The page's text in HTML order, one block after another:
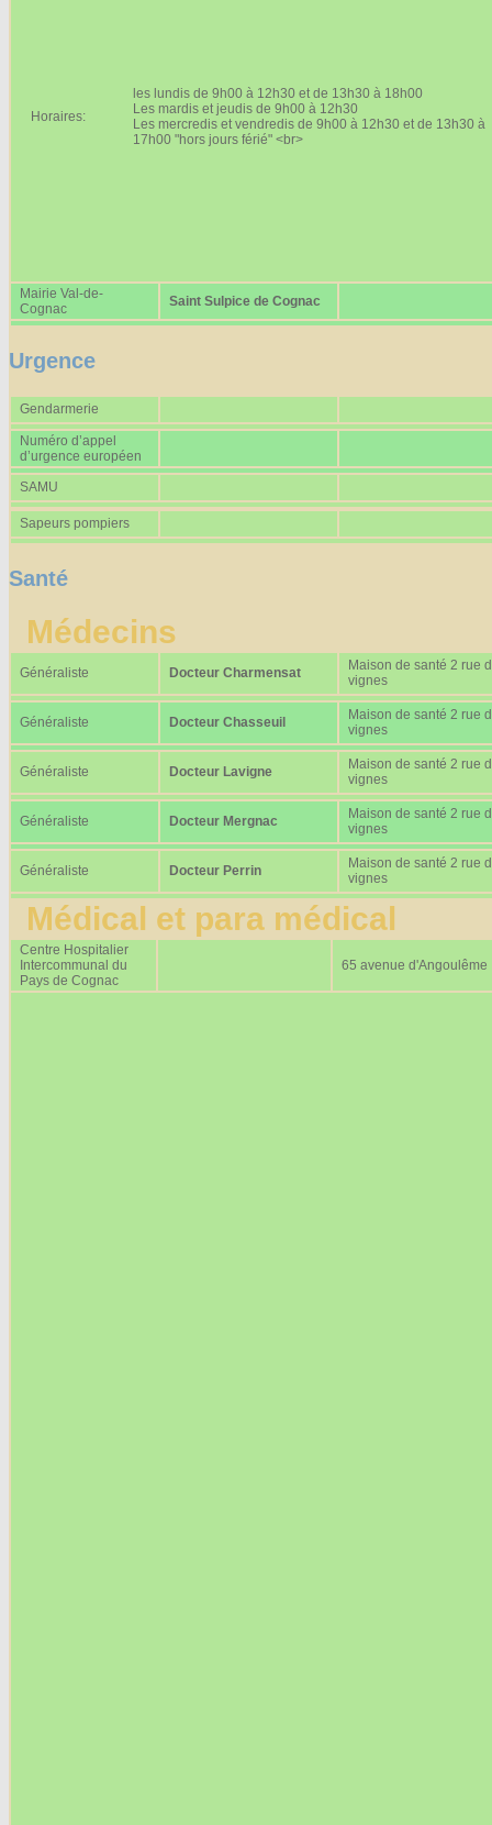
Horaires:
les lundis de 9h00 à 12h30 et de 13h30 à 18h00
Les mardis et jeudis de 9h00 à 12h30
Les mercredis et vendredis de 9h00 à 12h30 et de 13h30 à
17h00 "hors jours férié" <br>
Mairie Val-de-
Cognac
Saint Sulpice de Cognac
Urgence
Gendarmerie
Numéro d’appel
d’urgence européen
SAMU
Sapeurs pompiers
Santé
Médecins
Généraliste Docteur Charmensat
Maison de santé 2 rue
vignes
Généraliste Docteur Chasseuil
Maison de santé 2 rue
vignes
Généraliste Docteur Lavigne
Maison de santé 2 rue
vignes
Généraliste Docteur Mergnac
Maison de santé 2 rue
vignes
Généraliste Docteur Perrin
Maison de santé 2 rue
vignes
Médical et para médical
Centre Hospitalier
Intercommunal du
Pays de Cognac
65 avenue d'Angoulême